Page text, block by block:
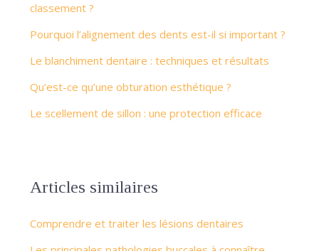
classement ?
Pourquoi l’alignement des dents est-il si important ?
Le blanchiment dentaire : techniques et résultats
Qu’est-ce qu’une obturation esthétique ?
Le scellement de sillon : une protection efficace
Articles similaires
Comprendre et traiter les lésions dentaires